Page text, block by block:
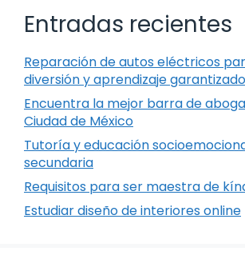
Entradas recientes
Reparación de autos eléctricos
diversión y aprendizaje
Encuentra la mejor barra de
Ciudad de México
Tutoría y educación
secundaria
Requisitos para ser maestra de
Estudiar diseño de interiores online